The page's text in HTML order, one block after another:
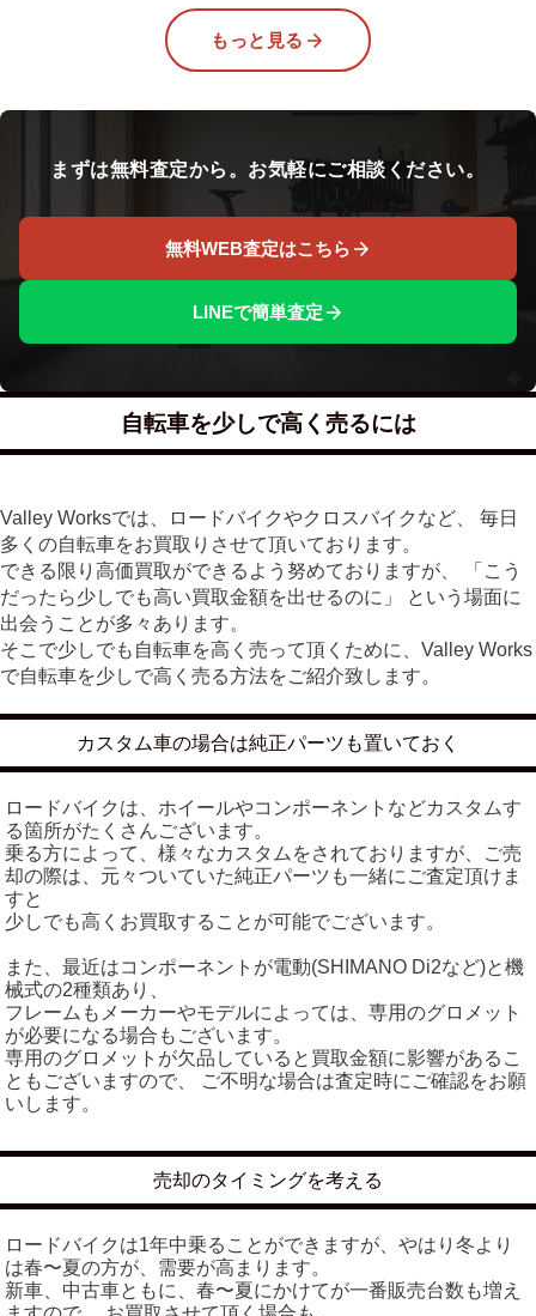
もっと見る
まずは無料査定から。お気軽にご相談ください。
無料WEB査定はこちら
LINEで簡単査定
自転車を少しで高く売るには
Valley Worksでは、ロードバイクやクロスバイクなど、 毎日
多くの自転車をお買取りさせて頂いております。
できる限り高価買取ができるよう努めておりますが、 「こう
だったら少しでも高い買取金額を出せるのに」 という場面に
出会うことが多々あります。
そこで少しでも自転車を高く売って頂くために、Valley Works
で自転車を少しで高く売る方法をご紹介致します。
カスタム車の場合は純正パーツも置いておく
ロードバイクは、ホイールやコンポーネントなどカスタムす
る箇所がたくさんございます。
乗る方によって、様々なカスタムをされておりますが、ご売
却の際は、元々ついていた純正パーツも一緒にご査定頂けま
すと
少しでも高くお買取することが可能でございます。
また、最近はコンポーネントが電動(SHIMANO Di2など)と機
械式の2種類あり、
フレームもメーカーやモデルによっては、専用のグロメット
が必要になる場合もございます。
専用のグロメットが欠品していると買取金額に影響があるこ
ともございますので、 ご不明な場合は査定時にご確認をお願
いします。
売却のタイミングを考える
ロードバイクは1年中乗ることができますが、やはり冬より
は春〜夏の方が、需要が高まります。
新車、中古車ともに、春〜夏にかけてが一番販売台数も増え